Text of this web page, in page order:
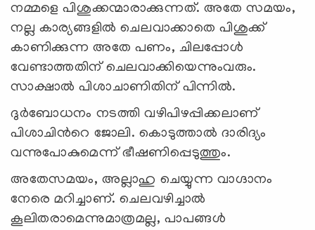
നമ്മളെ പിശുക്കന്മാരാക്കുന്നത്. അതേ സമയം,
നല്ല കാര്യങ്ങളില്‍ ചെലവാക്കാതെ പിശുക്ക്
കാണിക്കുന്ന അതേ പണം, ചിലപ്പോള്‍
വേണ്ടാത്തതിന് ചെലവാക്കിയെന്നുംവരും.
സാക്ഷാല്‍ പിശാചാണിതിന് പിന്നില്‍.
ദുര്‍ബോധനം നടത്തി വഴിപിഴപ്പിക്കലാണ്
പിശാചിന്‍റെ ജോലി. കൊടുത്താല്‍ ദാരിദ്യം
വന്നുപോകുമെന്ന് ഭീഷണിപ്പെടുത്തും.
അതേസമയം, അല്ലാഹു ചെയ്യുന്ന വാഗ്ദാനം
നേരെ മറിച്ചാണ്. ചെലവഴിച്ചാല്‍
കൂലിതരാമെന്നുമാത്രമല്ല, പാപങ്ങള്‍